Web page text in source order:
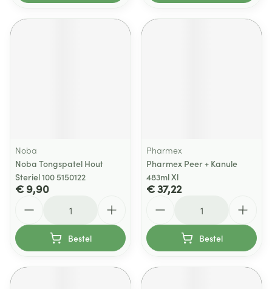
Noba
Noba Tongspatel Hout
Steriel 100 5150122
€ 9,90
Bestel
Pharmex
Pharmex Peer + Kanule
483ml Xl
€ 37,22
Bestel